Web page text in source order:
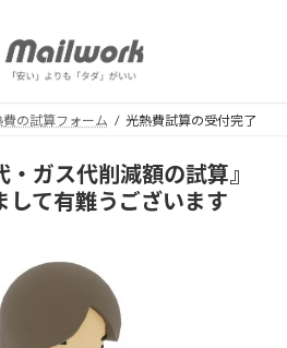
費の試算フォーム 光熱費試算の受付完了
ガス代削減額の試算』
して有難うございます